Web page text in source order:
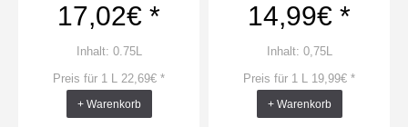
17,02€ *
Inhalt: 0.75L
Preis für 1 L 22,69€ *
+ Warenkorb
14,99€ *
Inhalt: 0,75L
Preis für 1 L 19,99€ *
+ Warenkorb